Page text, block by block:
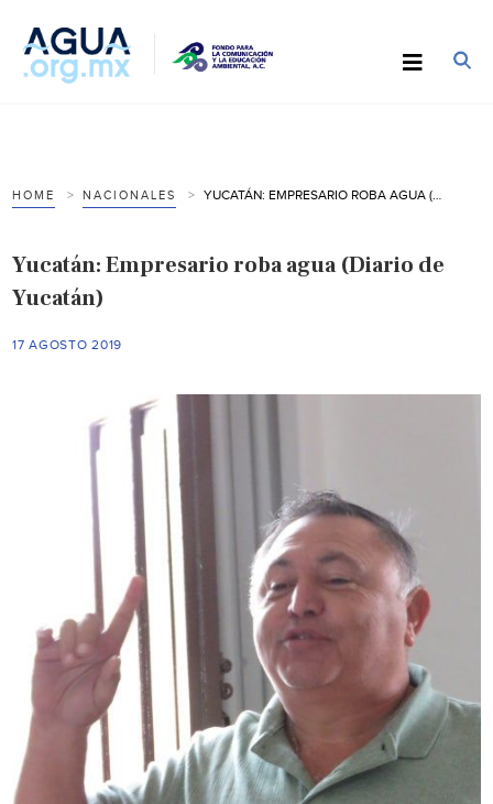
HOME NACIONALES
Yucatán: Empresario roba agua (Diario de
Yucatán)
17 AGOSTO 2019